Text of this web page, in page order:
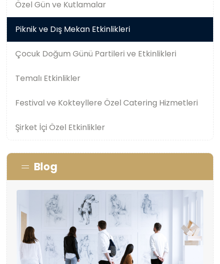
Özel Gün ve Kutlamalar
Piknik ve Dış Mekan Etkinlikleri
Çocuk Doğum Günü Partileri ve Etkinlikleri
Temalı Etkinlikler
Festival ve Kokteyllere Özel Catering Hizmetleri
Şirket İçi Özel Etkinlikler
Blog